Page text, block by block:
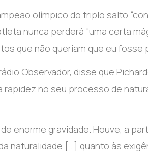
olímpico do triplo salto
nunca perderá “uma certa
que não queriam que eu fosse
Observador, disse que
rapidez no seu processo de
enorme gravidade. Houve, a
naturalidade […] quanto às